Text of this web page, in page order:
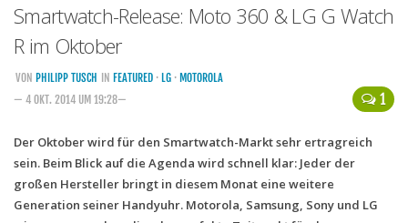
Kommende Smartwatches
Handytarife
Smartphonetarife
Datentarife
Smartwatch-Release: Moto 360 & LG G Watch
R im Oktober
1
VON PHILIPP TUSCH IN FEATURED · LG · MOTOROLA
— 4 OKT. 2014 UM 19:28—
Der Oktober wird für den Smartwatch-Markt sehr ertragreich
sein. Beim Blick auf die Agenda wird schnell klar: Jeder der
großen Hersteller bringt in diesem Monat eine weitere
Generation seiner Handyuhr. Motorola, Samsung, Sony und LG